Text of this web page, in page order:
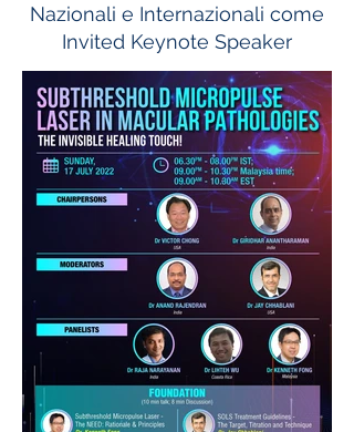
Nazionali e Internazionali come
Invited Keynote Speaker